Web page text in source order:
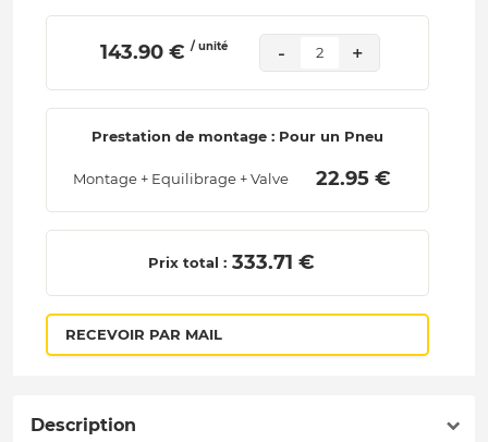
143.90 € / unité - 2 +
Prestation de montage : Pour un Pneu
Montage + Equilibrage + Valve 22.95 €
Prix total : 333.71 €
RECEVOIR PAR MAIL
Description